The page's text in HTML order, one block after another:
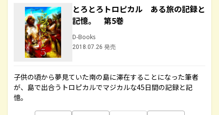
とろとろトロピカル ある旅の記録と
記憶。 第5巻
D-Books
2018.07.26 発売
子供の頃から夢見ていた南の島に滞在することになった筆者
が、島で出合うトロピカルでマジカルな45日間の記録と記
憶。